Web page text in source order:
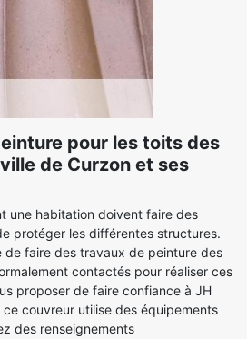
pour les toits des
de Curzon et ses
une habitation doivent faire des
protéger les différentes structures.
de faire des travaux de peinture des
contactés pour réaliser ces
proposer de faire confiance à JH
couvreur utilise des équipements
des renseignements